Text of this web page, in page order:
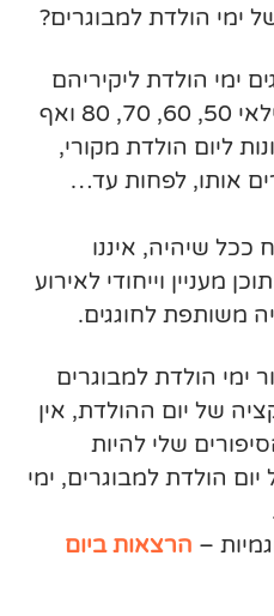
ימי הולדת למבוגרים?
ימי הולדת ליקיריהם
המבוגרים, יום הולדת בגילאי 50, 60, 70, 80 ואף
ליום הולדת מקורי,
אותו, לפחות עד…
ככל שיהיה, איננו
מעניין וייחודי לאירוע
משותפת לחוגגים.
ימי הולדת למבוגרים
של יום ההולדת, אין
שלי להיות
הולדת למבוגרים, ימי
– הרצאות ביום